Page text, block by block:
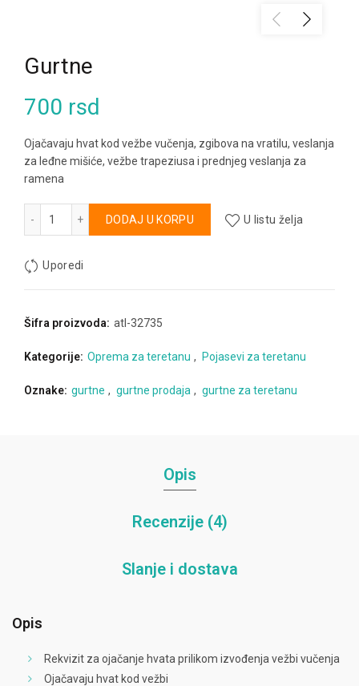
Gurtne
700 rsd
Ojačavaju hvat kod vežbe vučenja, zgibova na vratilu, veslanja
za leđne mišiće, vežbe trapeziusa i prednjeg veslanja za
ramena
DODAJ U KORPU
Alternative:
U listu želja
Uporedi
Šifra proizvoda: atl-32735
Kategorije: Oprema za teretanu , Pojasevi za teretanu
Oznake: gurtne , gurtne prodaja , gurtne za teretanu
Opis
Recenzije (4)
Slanje i dostava
Opis
Rekvizit za ojačanje hvata prilikom izvođenja vežbi vučenja
Ojačavaju hvat kod vežbi